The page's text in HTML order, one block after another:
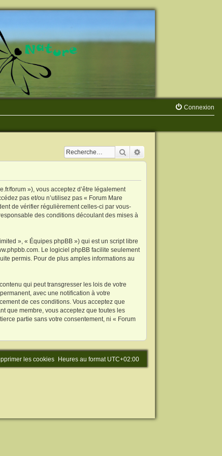
Connexion
Rechercher
forum »), vous acceptez d’être légalement
pas et/ou n’utilisez pas « Forum Mare
de vérifier régulièrement celles-ci par vous-
des conditions découlant des mises à
», « Équipes phpBB ») qui est un script libre
. Le logiciel phpBB facilite seulement
permis. Pour de plus amples informations au
qui peut transgresser les lois de votre
avec une notification à votre
de ces conditions. Vous acceptez que
que membre, vous acceptez que toutes les
partie sans votre consentement, ni « Forum
Heures au format UTC+02:00
les cookies